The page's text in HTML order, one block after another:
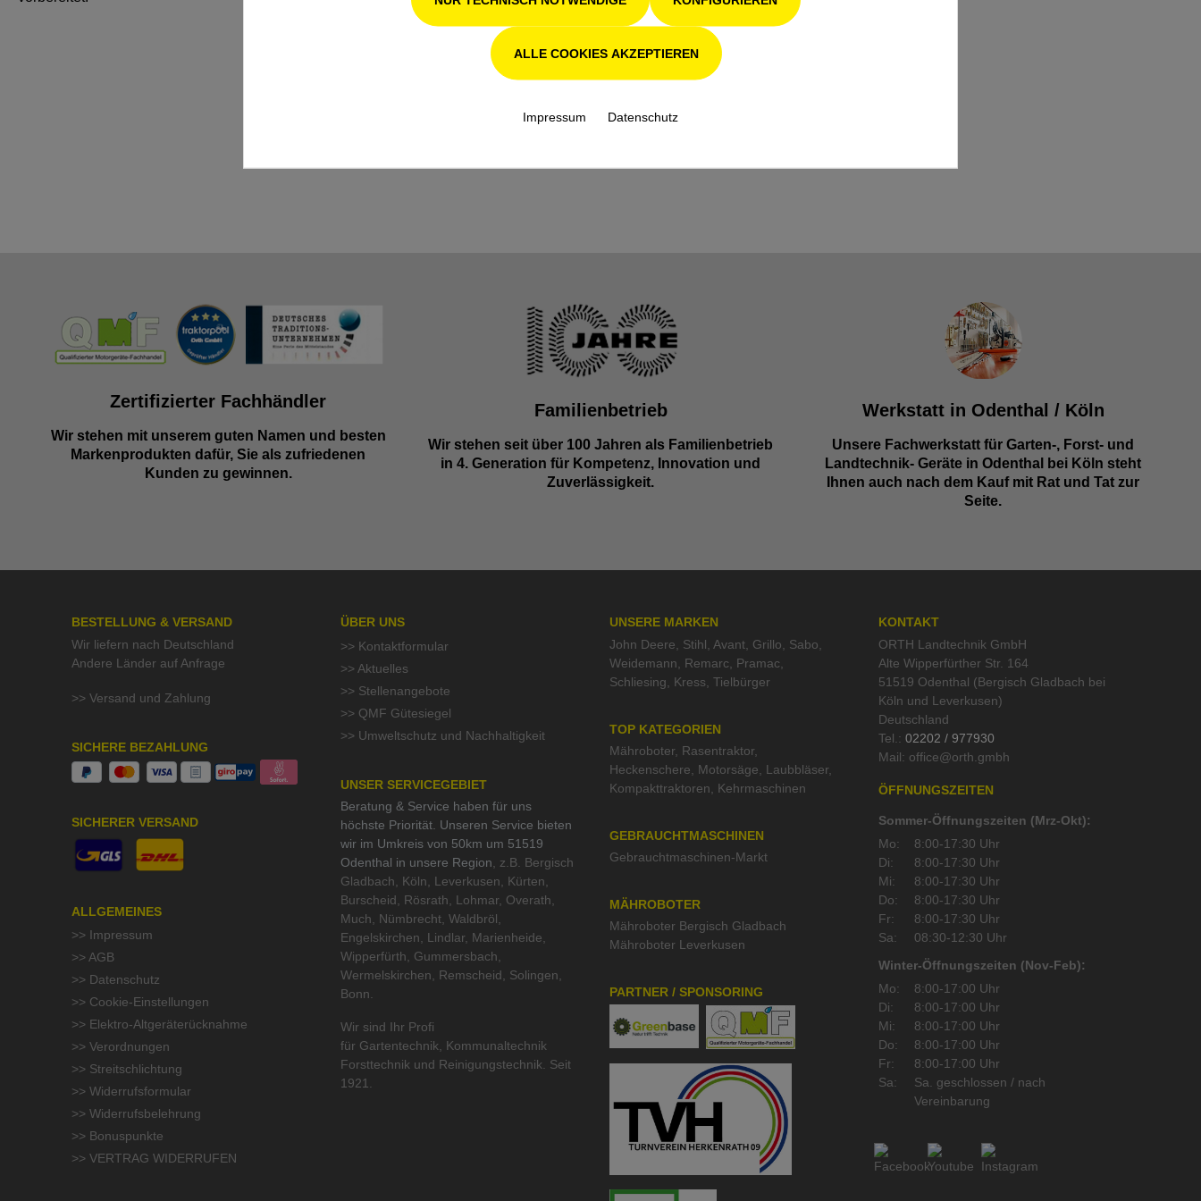
Schneidwerkzeu
g:
STIHL 40cm RS-PRO-Sägekette
auf einer Light 04-
Führungsschiene
Schnitt-/Schwertl
Zertifizierter Fachhändler
Wir stehen mit unserem guten Namen und besten
Markenprodukten dafür, Sie als zufriedenen
Kunden zu gewinnen.
Familienbetrieb
Wir stehen seit über 100 Jahren als Familienbetrieb
in 4. Generation für Kompetenz, Innovation und
Zuverlässigkeit.
Werkstatt in Odenthal / Köln
Unsere Fachwerkstatt für Garten-, Forst- und
Landtechnik- Geräte in Odenthal bei Köln steht
Ihnen auch nach dem Kauf mit Rat und Tat zur
Seite.
BESTELLUNG & VERSAND
Wir liefern nach Deutschland
Andere Länder auf Anfrage
>> Versand und Zahlung
SICHERE BEZAHLUNG
SICHERER VERSAND
ALLGEMEINES
>> Impressum
>> AGB
>> Datenschutz
>> Cookie-Einstellungen
>> Elektro-Altgeräterücknahme
>> Verordnungen
>> Streitschlichtung
>> Widerrufsformular
>> Widerrufsbelehrung
>> Bonuspunkte
>> VERTRAG WIDERRUFEN
ÜBER UNS
>> Kontaktformular
>> Aktuelles
>> Stellenangebote
>> QMF Gütesiegel
>> Umweltschutz und Nachhaltigkeit
UNSER SERVICEGEBIET
Beratung & Service haben für uns
höchste Priorität. Unseren Service bieten
wir im Umkreis von 50km um 51519
Odenthal in unsere Region , z.B. Bergisch
Gladbach, Köln, Leverkusen, Kürten,
Burscheid, Rösrath, Lohmar, Overath,
Much, Nümbrecht, Waldbröl,
Engelskirchen, Lindlar, Marienheide,
Wipperfürth, Gummersbach,
Wermelskirchen, Remscheid, Solingen,
Bonn.
Wir sind Ihr Profi
für Gartentechnik
Kommunaltechnik
Forsttechnik und Reinigungstechnik . Seit
1921.
UNSERE MARKEN
John Deere
Stihl Avant Grillo Sabo
Weidemann
Remarc Pramac
Schliesing
Kress Tielbürger
TOP KATEGORIEN
Mähroboter Rasentraktor
Heckenschere
Motorsäge Laubbläser
Kompakttraktoren
Kehrmaschinen
GEBRAUCHTMASCHINEN
Gebrauchtmaschinen-Markt
MÄHROBOTER
Mähroboter Bergisch Gladbach
Mähroboter Leverkusen
PARTNER / SPONSORING
KONTAKT
ORTH Landtechnik GmbH
Alte Wipperfürther Str. 164
51519 Odenthal (Bergisch Gladbach bei
Köln und Leverkusen)
Deutschland
Tel.: 02202 / 977930
Mail:
ÖFFNUNGSZEITEN
Sommer-Öffnungszeiten (Mrz-Okt):
Mo:
8:00-17:30 Uhr
Di:
8:00-17:30 Uhr
Mi:
8:00-17:30 Uhr
Do:
8:00-17:30 Uhr
Fr:
8:00-17:30 Uhr
Sa:
08:30-12:30 Uhr
Winter-Öffnungszeiten (Nov-Feb):
Mo:
8:00-17:00 Uhr
Di:
8:00-17:00 Uhr
Mi:
8:00-17:00 Uhr
Do:
8:00-17:00 Uhr
Fr:
8:00-17:00 Uhr
Sa:
Sa. geschlossen / nach
Vereinbarung
ALLE COOKIES AKZEPTIEREN
Impressum Datenschutz